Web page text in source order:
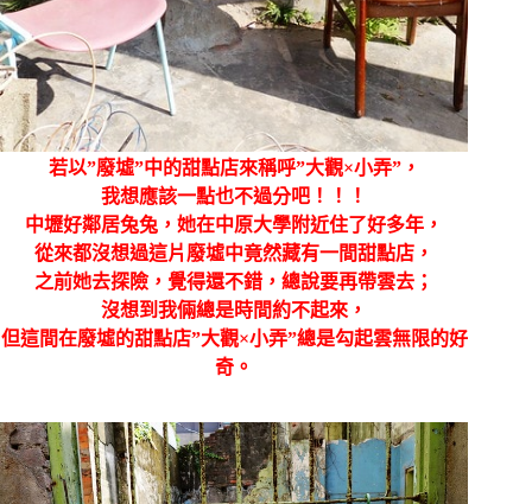
若以”廢墟”中的甜點店來稱呼”大觀×小弄”，
我想應該一點也不過分吧！！！
中壢好鄰居兔兔，她在中原大學附近住了好多年，
從來都沒想過這片廢墟中竟然藏有一間甜點店，
之前她去探險，覺得還不錯，總說要再帶雲去；
沒想到我倆總是時間約不起來，
但這間在廢墟的甜點店”大觀×小弄”總是勾起雲無限的好
奇。